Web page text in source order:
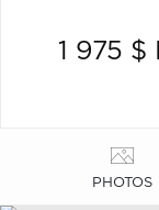
1 975 $
PHOTOS